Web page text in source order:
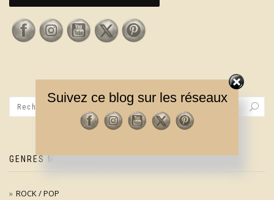
GENRES MUSICAUX
ROCK / POP
Suivez ce blog sur les réseaux